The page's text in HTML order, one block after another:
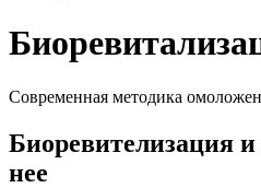
Современная методика
Биоревителизация
нее